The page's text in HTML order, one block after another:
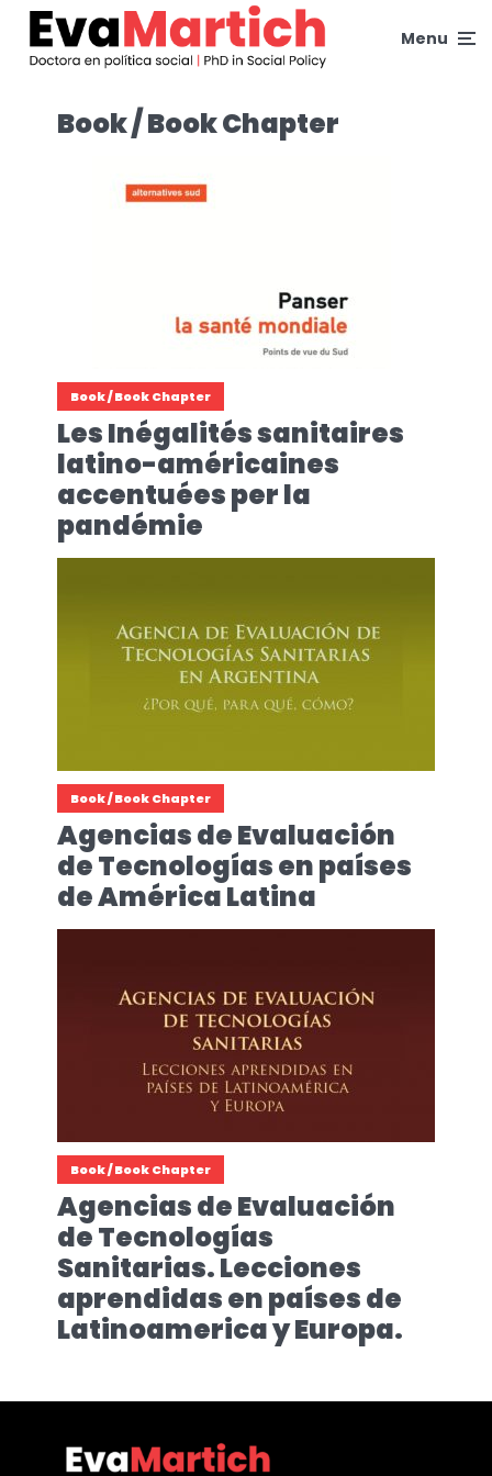
Menu
Book / Book Chapter
Book / Book Chapter
Les Inégalités sanitaires
latino-américaines
accentuées per la
pandémie
Book / Book Chapter
Agencias de Evaluación
de Tecnologías en países
de América Latina
Book / Book Chapter
Agencias de Evaluación
de Tecnologías
Sanitarias. Lecciones
aprendidas en países de
Latinoamerica y Europa.